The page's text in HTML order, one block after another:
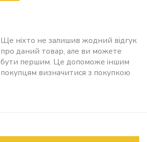
Ще ніхто не залишив жодний відгук
про даний товар, але ви можете
бути першим. Це допоможе іншим
покупцям визначитися з покупкою